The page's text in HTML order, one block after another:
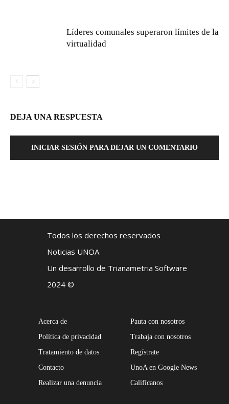
Líderes comunales superaron límites de la
virtualidad
DEJA UNA RESPUESTA
INICIAR SESIÓN PARA DEJAR UN COMENTARIO
Todos los derechos reservados
Noticias UNOA
Un desarrollo de Trianametria Software
2024 ©
Acerca de
Política de privacidad
Tratamiento de datos
Contacto
Realizar una denuncia
Pauta con nosotros
Trabaja con nosotros
Regístrate
UnoA en Google News
Califícanos